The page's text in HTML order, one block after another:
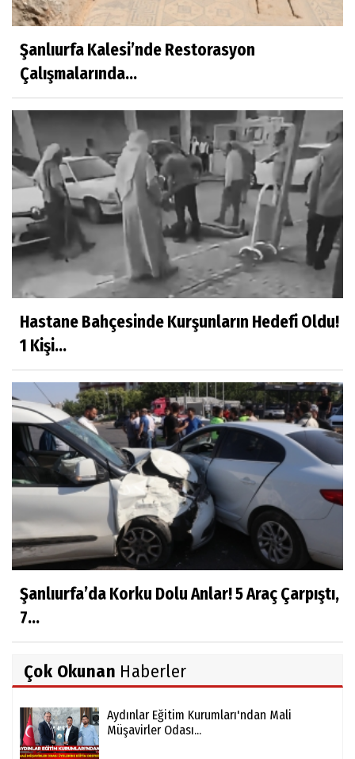
Şanlıurfa Kalesi’nde Restorasyon
Çalışmalarında...
Hastane Bahçesinde Kurşunların Hedefi Oldu!
1 Kişi...
Şanlıurfa’da Korku Dolu Anlar! 5 Araç Çarpıştı,
7...
Çok Okunan Haberler
Aydınlar Eğitim Kurumları'ndan Mali
Müşavirler Odası...